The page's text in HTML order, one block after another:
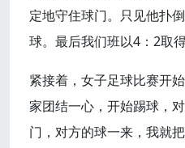
定地守住球门。只见他扑
球。最后我们班以4：2取
紧接着，女子足球比赛开
家团结一心，开始踢球，
门，对方的球一来，我就